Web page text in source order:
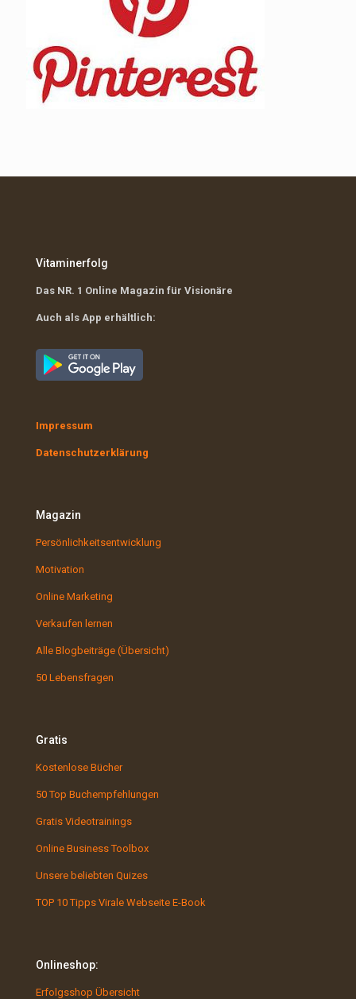
Vitaminerfolg
Das NR. 1 Online Magazin für Visionäre
Auch als App erhältlich:
Impressum
Datenschutzerklärung
Magazin
Persönlichkeitsentwicklung
Motivation
Online Marketing
Verkaufen lernen
Alle Blogbeiträge (Übersicht)
50 Lebensfragen
Gratis
Kostenlose Bücher
50 Top Buchempfehlungen
Gratis Videotrainings
Online Business Toolbox
Unsere beliebten Quizes
TOP 10 Tipps Virale Webseite E-Book
Onlineshop:
Erfolgsshop Übersicht